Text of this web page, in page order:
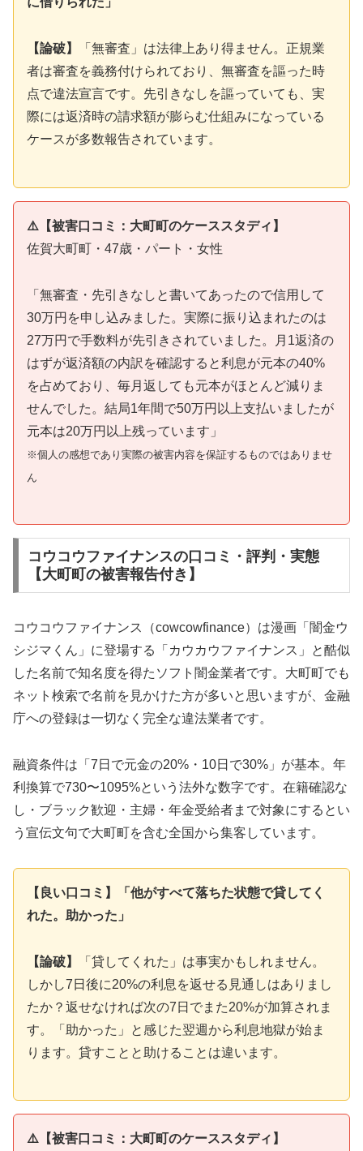
【論破】
「無審査」は法律上あり得ません。正規業
者は審査を義務付けられており、無審査を謳った時
点で違法宣言です。先引きなしを謳っていても、実
際には返済時の請求額が膨らむ仕組みになっている
ケースが多数報告されています。
⚠️【被害口コミ：大町町のケーススタディ】
佐賀大町町・47歳・パート・女性
「無審査・先引きなしと書いてあったので信用して
30万円を申し込みました。実際に振り込まれたのは
27万円で手数料が先引きされていました。月1返済の
はずが返済額の内訳を確認すると利息が元本の40%
を占めており、毎月返しても元本がほとんど減りま
せんでした。結局1年間で50万円以上支払いましたが
元本は20万円以上残っています」
※個人の感想であり実際の被害内容を保証するものではありませ
ん
コウコウファイナンスの口コミ・評判・実態
【大町町の被害報告付き】
コウコウファイナンス（cowcowfinance）は漫画「闇金ウ
シジマくん」に登場する「カウカウファイナンス」と酷似
した名前で知名度を得たソフト闇金業者です。大町町でも
ネット検索で名前を見かけた方が多いと思いますが、金融
庁への登録は一切なく完全な違法業者です。
融資条件は「7日で元金の20%・10日で30%」が基本。年
利換算で730〜1095%という法外な数字です。在籍確認な
し・ブラック歓迎・主婦・年金受給者まで対象にするとい
う宣伝文句で大町町を含む全国から集客しています。
【良い口コミ】「他がすべて落ちた状態で貸してく
れた。助かった」
【論破】
「貸してくれた」は事実かもしれません。
しかし7日後に20%の利息を返せる見通しはありまし
たか？返せなければ次の7日でまた20%が加算されま
す。「助かった」と感じた翌週から利息地獄が始ま
ります。貸すことと助けることは違います。
⚠️【被害口コミ：大町町のケーススタディ】